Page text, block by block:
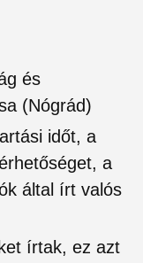
és
(Nógrád)
időt, a
a
által írt valós
írtak, ez azt